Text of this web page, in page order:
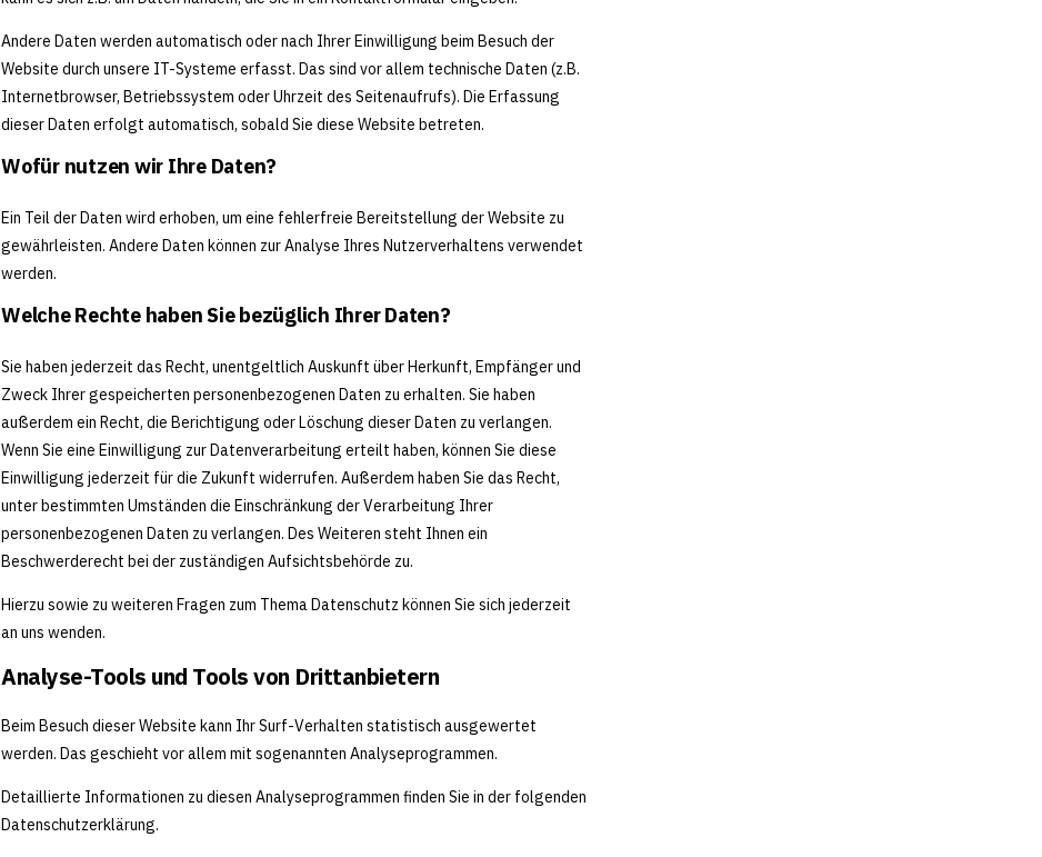
Andere Daten werden automatisch oder nach Ihrer Einwilligung beim Besuch der
Website durch unsere IT-Systeme erfasst. Das sind vor allem technische Daten (z.B.
Internetbrowser, Betriebssystem oder Uhrzeit des Seitenaufrufs). Die Erfassung
dieser Daten erfolgt automatisch, sobald Sie diese Website betreten.
Wofür nutzen wir Ihre Daten?
Ein Teil der Daten wird erhoben, um eine fehlerfreie Bereitstellung der Website zu
gewährleisten. Andere Daten können zur Analyse Ihres Nutzerverhaltens verwendet
werden.
Welche Rechte haben Sie bezüglich Ihrer Daten?
Sie haben jederzeit das Recht, unentgeltlich Auskunft über Herkunft, Empfänger und
Zweck Ihrer gespeicherten personenbezogenen Daten zu erhalten. Sie haben
außerdem ein Recht, die Berichtigung oder Löschung dieser Daten zu verlangen.
Wenn Sie eine Einwilligung zur Datenverarbeitung erteilt haben, können Sie diese
Einwilligung jederzeit für die Zukunft widerrufen. Außerdem haben Sie das Recht,
unter bestimmten Umständen die Einschränkung der Verarbeitung Ihrer
personenbezogenen Daten zu verlangen. Des Weiteren steht Ihnen ein
Beschwerderecht bei der zuständigen Aufsichtsbehörde zu.
Hierzu sowie zu weiteren Fragen zum Thema Datenschutz können Sie sich jederzeit
an uns wenden.
Analyse-Tools und Tools von Drittanbietern
Beim Besuch dieser Website kann Ihr Surf-Verhalten statistisch ausgewertet
werden. Das geschieht vor allem mit sogenannten Analyseprogrammen.
Detaillierte Informationen zu diesen Analyseprogrammen finden Sie in der folgenden
Datenschutzerklärung.